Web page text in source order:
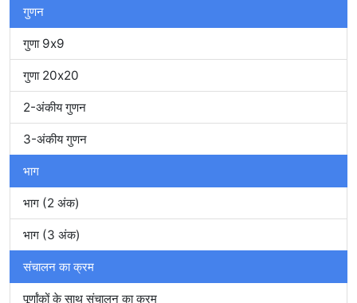
गुणन
गुणा 9x9
गुणा 20x20
2-अंकीय गुणन
3-अंकीय गुणन
भाग
भाग (2 अंक)
भाग (3 अंक)
संचालन का क्रम
पूर्णांकों के साथ संचालन का क्रम